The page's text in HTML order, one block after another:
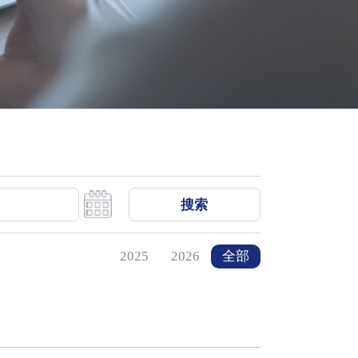
搜索
2025 2026 全部